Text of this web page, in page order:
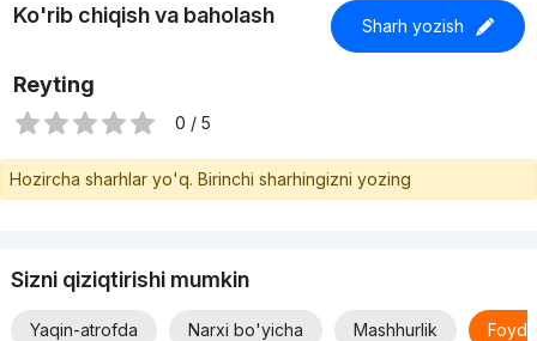
Ko'rib chiqish va baholash Sharh yozish
Reyting
0 / 5
Hozircha sharhlar yo'q. Birinchi sharhingizni yozing
Sizni qiziqtirishi mumkin
Yaqin-atrofda Narxi bo'yicha Mashhurlik